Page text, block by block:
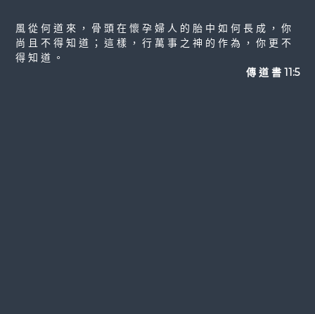
風 從 何 道 來 ， 骨 頭 在 懷 孕 婦 人 的 胎 中 如 何 長 成 ， 你
尚 且 不 得 知 道 ； 這 樣 ， 行 萬 事 之 神 的 作 為 ， 你 更 不
得 知 道 。
傳 道 書 11:5